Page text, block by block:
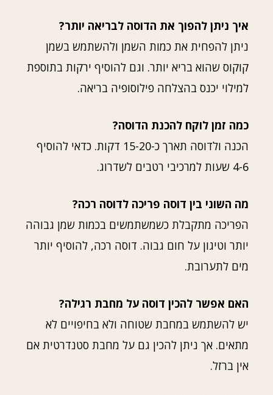
איך ניתן להפוך את הדוסה לבריאה יותר?
ניתן להפחית את כמות השמן ולהשתמש בשמן
קוקוס שהוא בריא יותר. וגם להוסיף ירקות בתוספת
למילוי יכנס בהצלחה פילוסופיה בריאה.
כמה זמן לוקח להכנת הדוסה?
הכנה ולדוסה תארך כ-15-20 דקות. כדאי להוסיף
4-6 שעות למרכיבי רטבים לשדרוג.
מה השוני בין דוסה פריכה לדוסה רכה?
הפריכה מתקבלת כשמשתמשים בכמות שמן גבוהה
יותר וטיגון על חום גבוה. דוסה רכה, להוסיף יותר
מים לתערובת.
האם אפשר להכין דוסה על מחבת רגילה?
יש להשתמש במחבת שטוחה ולא בחיפויים לא
מתאים. אך ניתן להכין גם על מחבת סטנדרטית אם
אין ברזל.